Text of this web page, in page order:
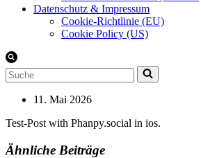
Datenschutz & Impressum
Cookie-Richtlinie (EU)
Cookie Policy (US)
Suchen
nach …
11. Mai 2026
Test-Post with Phanpy.social in ios.
Ähnliche Beiträge